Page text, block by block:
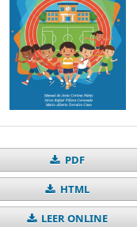
PDF
HTML
LEER ONLINE